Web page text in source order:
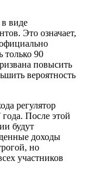
виде
Это означает,
только 90
повысить
вероятность
регулятор
После этой
будут
доходы
но
участников